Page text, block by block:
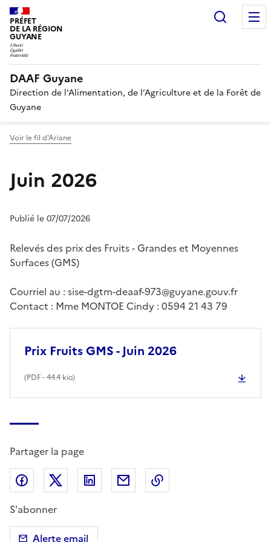
PRÉFET
DE LA RÉGION
GUYANE
DAAF Guyane
Direction de l’Alimentation, de l’Agriculture et de la Forêt de
Guyane
Voir le fil d'Ariane
Juin 2026
Publié le 07/07/2026
Relevés des prix des Fruits - Grandes et Moyennes
Surfaces (GMS)
Courriel au : sise-dgtm-deaaf-973@guyane.gouv.fr
Contact : Mme MONTOE Cindy : 0594 21 43 79
Prix Fruits GMS - Juin 2026
(PDF- 44.4 kio)
Partager la page
Partager sur Facebook
Partager sur X (anciennement Twitter)
Partager sur LinkedIn
Partager par email
S'abonner
Alerte email